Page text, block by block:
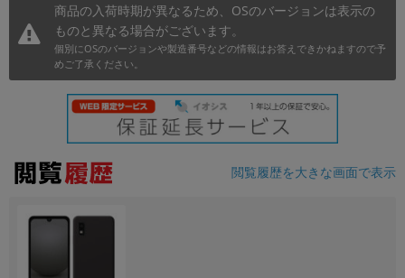
商品の入荷時期が異なるため、OSのバージョンは表示の
ものと異なる場合がございます。
個別にOSのバージョンや製造番号などの情報はお答えできかねますので予
めご了承ください。
閲覧履歴を大きな画面で表示
価格
月 から